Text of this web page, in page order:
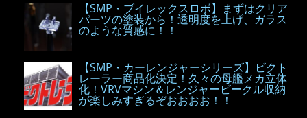
【SMP・ブイレックスロボ】まずはクリア
パーツの塗装から！透明度を上げ、ガラス
のような質感に！！
【SMP・カーレンジャーシリーズ】ビクト
レーラー商品化決定！久々の母艦メカ立体
化！VRVマシン＆レンジャービークル収納
が楽しみすぎるぞおおおお！！